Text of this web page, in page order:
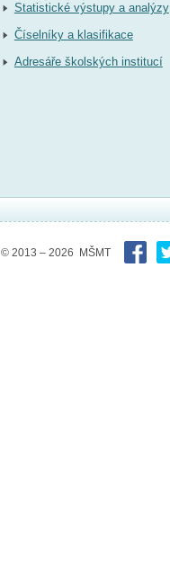
Statistické výstupy a analýzy
Číselníky a klasifikace
Adresáře školských institucí
© 2013 – 2026 MŠMT